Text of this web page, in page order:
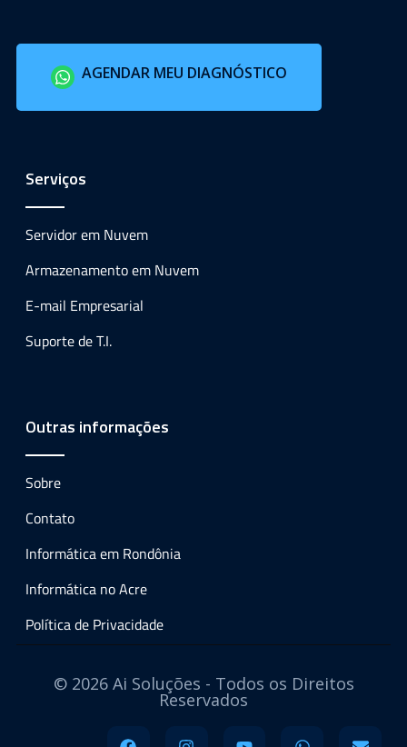
AGENDAR MEU DIAGNÓSTICO
Serviços
Servidor em Nuvem
Armazenamento em Nuvem
E-mail Empresarial
Suporte de T.I.
Outras informações
Sobre
Contato
Informática em Rondônia
Informática no Acre
Política de Privacidade
© 2026 Ai Soluções - Todos os Direitos
Reservados